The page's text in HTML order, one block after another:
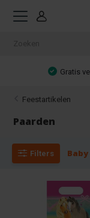
Gratis
Feestartikelen
Paarden
Filters